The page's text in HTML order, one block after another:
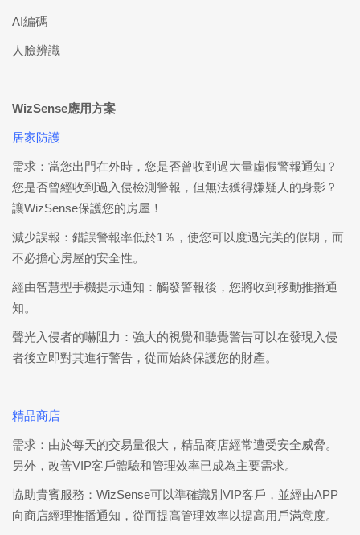
AI編碼
人臉辨識
WizSense應用方案
居家防護
需求：當您出門在外時，您是否曾收到過大量虛假警報通知？
您是否曾經收到過入侵檢測警報，但無法獲得嫌疑人的身影？
讓WizSense保護您的房屋！
減少誤報：錯誤警報率低於1％，使您可以度過完美的假期，而
不必擔心房屋的安全性。
經由智慧型手機提示通知：觸發警報後，您將收到移動推播通
知。
聲光入侵者的嚇阻力：強大的視覺和聽覺警告可以在發現入侵
者後立即對其進行警告，從而始終保護您的財產。
精品商店
需求：由於每天的交易量很大，精品商店經常遭受安全威脅。
另外，改善VIP客戶體驗和管理效率已成為主要需求。
協助貴賓服務：WizSense可以準確識別VIP客戶，並經由APP
向商店經理推播通知，從而提高管理效率以提高用戶滿意度。